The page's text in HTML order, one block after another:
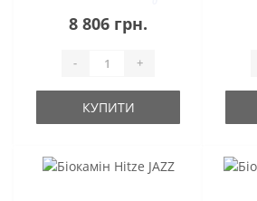
8 806 грн.
- +
КУПИТИ